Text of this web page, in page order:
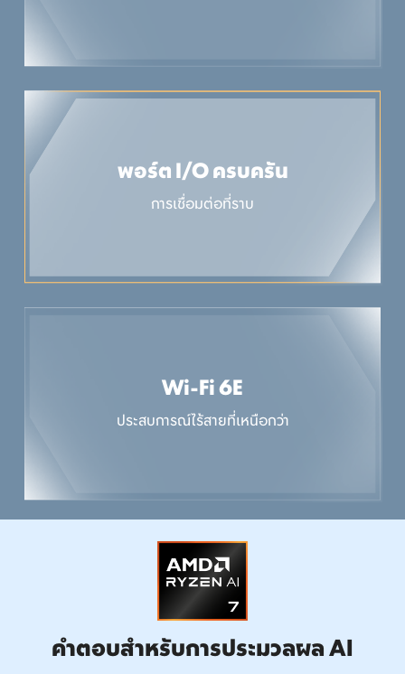
พอร์ต I/O ครบครัน
การเชื่อมต่อที่ราบ
Wi-Fi 6E
ประสบการณ์ไร้สายที่เหนือกว่า
คำตอบสำหรับการประมวลผล AI